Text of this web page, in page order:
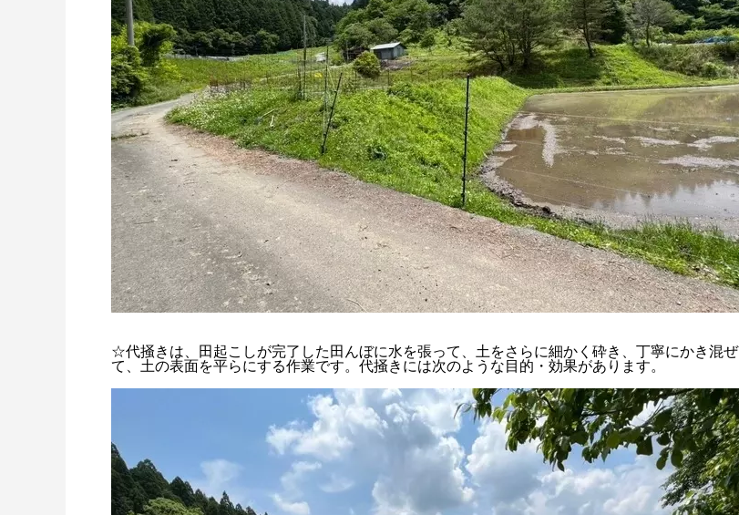
☆代掻きは、田起こしが完了した田んぼに水を張って、土をさらに細かく砕き、丁寧にかき混ぜ
て、土の表面を平らにする作業です。代掻きには次のような目的・効果があります。